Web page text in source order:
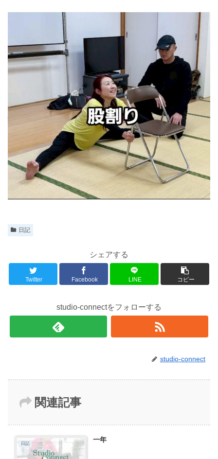
日記
シェアする
Twitter Facebook LINE コピー
studio-connectをフォローする
studio-connect
関連記事
日記 一年